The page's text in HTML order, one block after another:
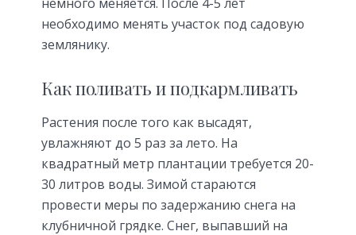
необходимо менять участок под садовую
землянику.
Как поливать и подкармливать
Растения после того как высадят,
увлажняют до 5 раз за лето. На
квадратный метр плантации требуется 20-
30 литров воды. Зимой стараются
провести меры по задержанию снега на
клубничной грядке. Снег, выпавший на